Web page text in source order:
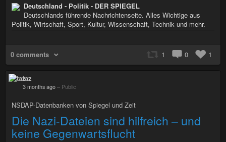
Deutschland - Politik - DER SPIEGEL
Deutschlands führende Nachrichtenseite. Alles Wichtige aus
Politik, Wirtschaft, Sport, Kultur, Wissenschaft, Technik und mehr.
0 comments 1 0 1
taz
3 months ago – Public
NSDAP-Datenbanken von Spiegel und Zeit
Die Nazi-Dateien sind hilfreich – und
keine Gegenwartsflucht